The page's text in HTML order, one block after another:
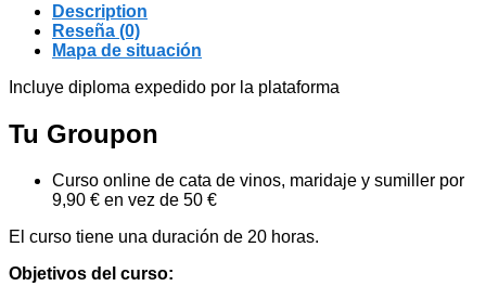
Description
Reseña (0)
Mapa de situación
Incluye diploma expedido por la plataforma
Tu Groupon
Curso online de cata de vinos, maridaje y sumiller por
9,90 € en vez de 50 €
El curso tiene una duración de 20 horas.
Objetivos del curso: